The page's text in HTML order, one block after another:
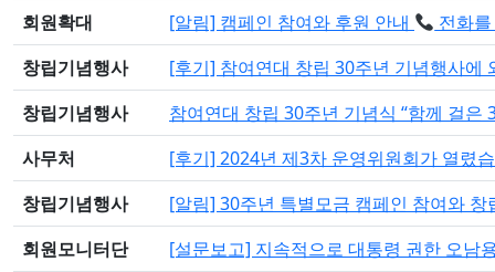
회원확대
[알림] 캠페인 참여와 후원 안내
전화
창립기념행사
[후기] 참여연대 창립 30주년 기념행사에
창립기념행사
참여연대 창립 30주년 기념식 “함께 걸은
사무처
[후기] 2024년 제3차 운영위원회가 열렸
창립기념행사
[알림] 30주년 특별모금 캠페인 참여와
회원모니터단
[설문보고] 지속적으로 대통령 권한 오남